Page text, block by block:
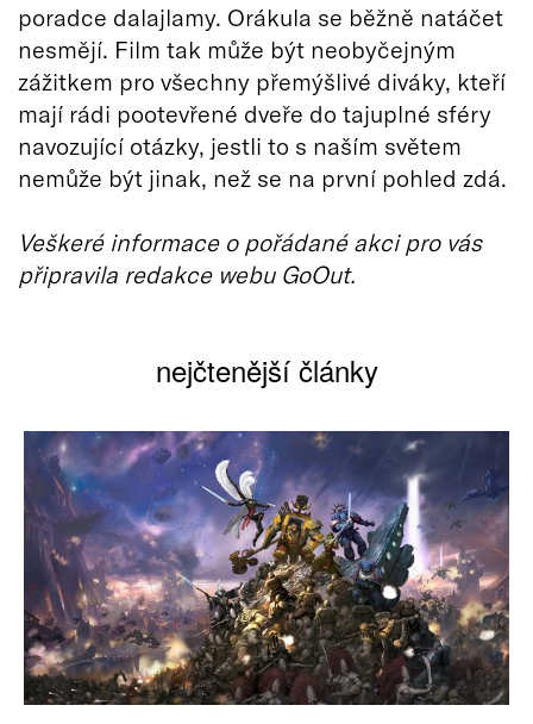
poradce dalajlamy. Orákula se běžně natáčet
nesmějí. Film tak může být neobyčejným
zážitkem pro všechny přemýšlivé diváky, kteří
mají rádi pootevřené dveře do tajuplné sféry
navozující otázky, jestli to s naším světem
nemůže být jinak, než se na první pohled zdá.
Veškeré informace o pořádané akci pro vás
připravila redakce webu GoOut.
nejčtenější články